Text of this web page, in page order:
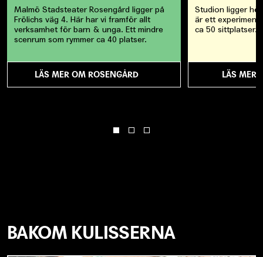
Malmö Stadsteater Rosengård ligger på
Frölichs väg 4. Här har vi framför allt
verksamhet för barn & unga. Ett mindre
scenrum som rymmer ca 40 platser.
LÄS MER OM ROSENGÅRD
Studion ligger
är ett
ca 50 sittplatser.
LÄS MER
BAKOM KULISSERNA